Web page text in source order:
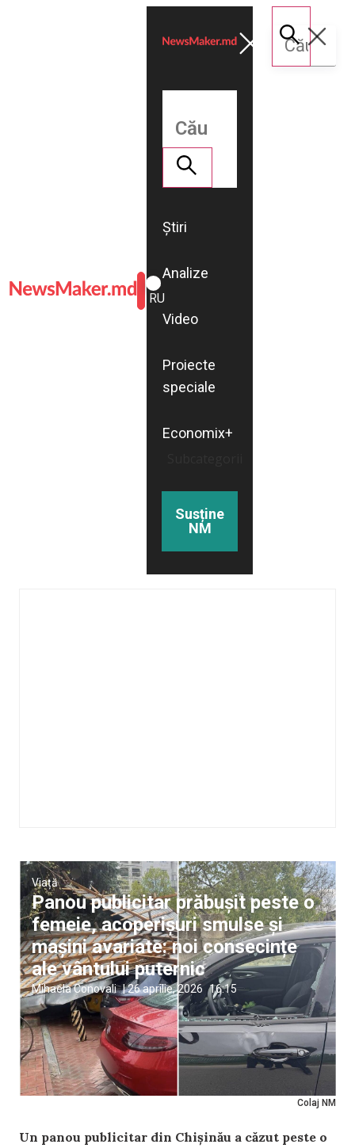
ROMÂNĂ
RU
Știri
Analize
Video
Proiecte
speciale
Economix+
Susține
NM
Colaj NM
Viață
Panou publicitar prăbușit peste o
femeie, acoperișuri smulse și
mașini avariate: noi consecințe
ale vântului puternic
Mihaela Conovali |26 aprilie, 2026 16:15
Un panou publicitar din Chișinău a căzut peste o